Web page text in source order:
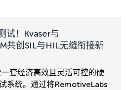
试！Kvaser与
共创SIL与HIL无缝衔接新
套经济高效且灵活可控的硬
系统。通过将RemotiveLabs